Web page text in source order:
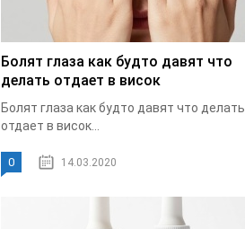
Болят глаза как будто давят что
делать отдает в висок
Болят глаза как будто давят что делать
отдает в висок...
0 14.03.2020